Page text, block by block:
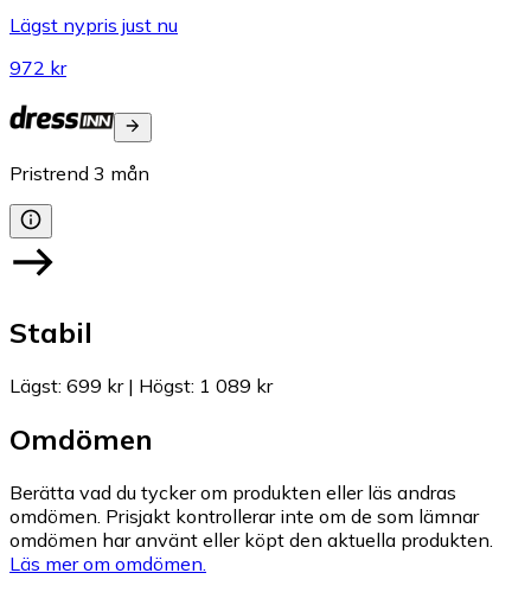
Lägst nypris just nu
972 kr
Pristrend 3 mån
Stabil
Lägst: 699 kr| Högst: 1 089 kr
Omdömen
Berätta vad du tycker om produkten eller läs andras
omdömen. Prisjakt kontrollerar inte om de som lämnar
omdömen har använt eller köpt den aktuella produkten.
Läs mer om omdömen.